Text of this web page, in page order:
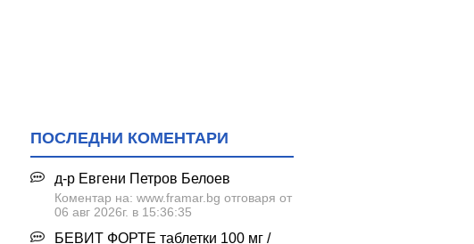
ПОСЛЕДНИ КОМЕНТАРИ
д-р Евгени Петров Белоев
Коментар на: www.framar.bg отговаря от
06 авг 2026г. в 15:36:35
БЕВИТ ФОРТЕ таблетки 100 мг /